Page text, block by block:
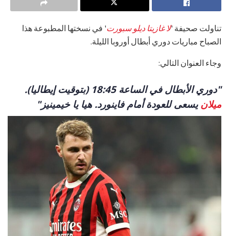
تناولت صحيفة 'لا غازيتا ديلو سبورت' في نسختها المطبوعة هذا
الصباح مباريات دوري أبطال أوروبا الليلة.
وجاء العنوان التالي:
"دوري الأبطال في الساعة 18:45 (بتوقيت إيطاليا).
ميلان يسعى للعودة أمام فاينورد. هيا يا خيمينيز"